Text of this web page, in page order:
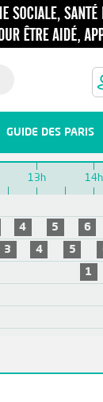
GUIDE DES PARIS
13h 14h
4 5
6
3 4 5
1